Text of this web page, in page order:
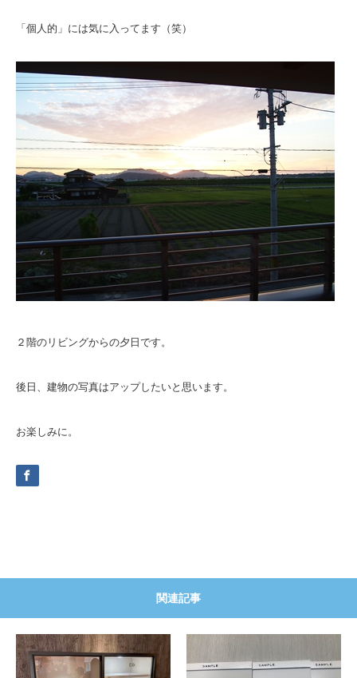
「個人的」には気に入ってます（笑）
２階のリビングからの夕日です。
後日、建物の写真はアップしたいと思います。
お楽しみに。
関連記事